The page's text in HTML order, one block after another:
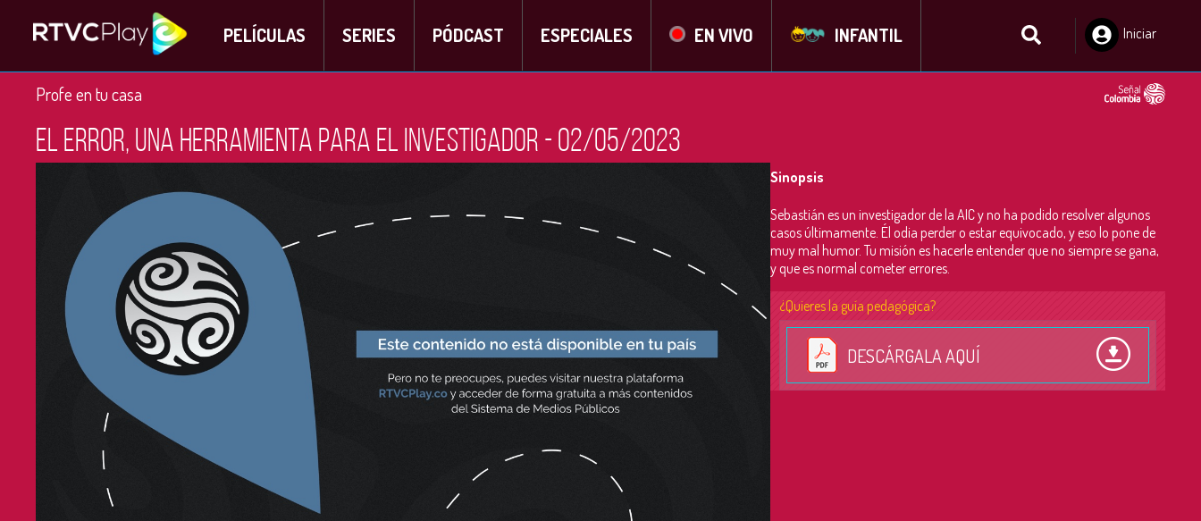
PELÍCULAS SERIES PÓDCAST ESPECIALES EN VIVO INFANTIL
Iniciar
Profe en tu casa
El error, una herramienta para el investigador - 02/05/2023
Sinopsis
Sebastián es un investigador de la AIC y no ha podido resolver algunos
casos últimamente. Él odia perder o estar equivocado, y eso lo pone de
muy mal humor. Tu misión es hacerle entender que no siempre se gana,
y que es normal cometer errores.
¿Quieres la guía pedagógica?
DESCÁRGALA AQUÍ